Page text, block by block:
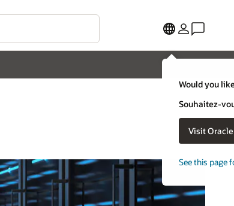
Would you
Souhaitez-
Visit
See this page